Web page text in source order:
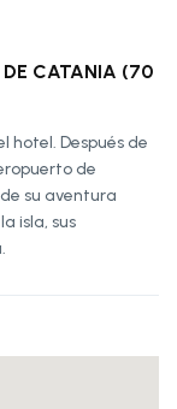
CATANIA (70
hotel. Después de
de
su aventura
isla, sus